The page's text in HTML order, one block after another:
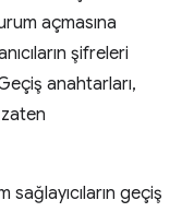
açmasına
şifreleri
anahtarları,
zaten
geçiş